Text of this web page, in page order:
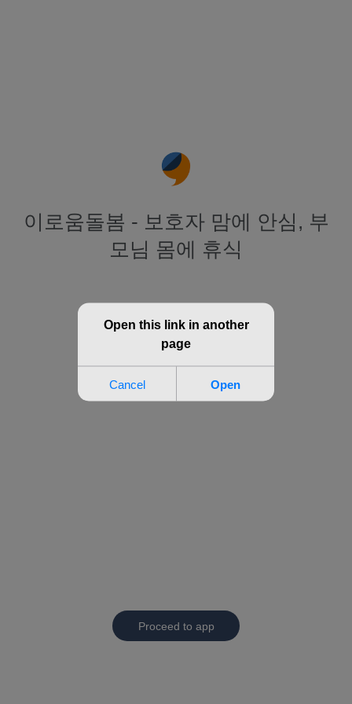
이로움돌봄 - 보호자 맘에 안심, 부
모님 몸에 휴식
Proceed to app